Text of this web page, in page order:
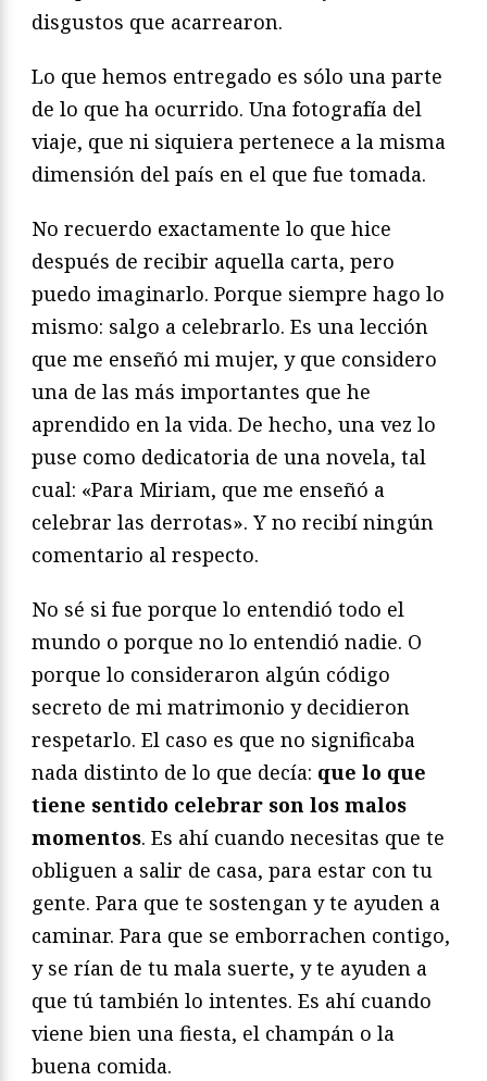
disgustos que acarrearon.
Lo que hemos entregado es sólo una parte
de lo que ha ocurrido. Una fotografía del
viaje, que ni siquiera pertenece a la misma
dimensión del país en el que fue tomada.
No recuerdo exactamente lo que hice
después de recibir aquella carta, pero
puedo imaginarlo. Porque siempre hago lo
mismo: salgo a celebrarlo. Es una lección
que me enseñó mi mujer, y que considero
una de las más importantes que he
aprendido en la vida. De hecho, una vez lo
puse como dedicatoria de una novela, tal
cual: «Para Miriam, que me enseñó a
celebrar las derrotas». Y no recibí ningún
comentario al respecto.
No sé si fue porque lo entendió todo el
mundo o porque no lo entendió nadie. O
porque lo consideraron algún código
secreto de mi matrimonio y decidieron
respetarlo. El caso es que no significaba
nada distinto de lo que decía: que lo que
tiene sentido celebrar son los malos
momentos. Es ahí cuando necesitas que te
obliguen a salir de casa, para estar con tu
gente. Para que te sostengan y te ayuden a
caminar. Para que se emborrachen contigo,
y se rían de tu mala suerte, y te ayuden a
que tú también lo intentes. Es ahí cuando
viene bien una fiesta, el champán o la
buena comida.